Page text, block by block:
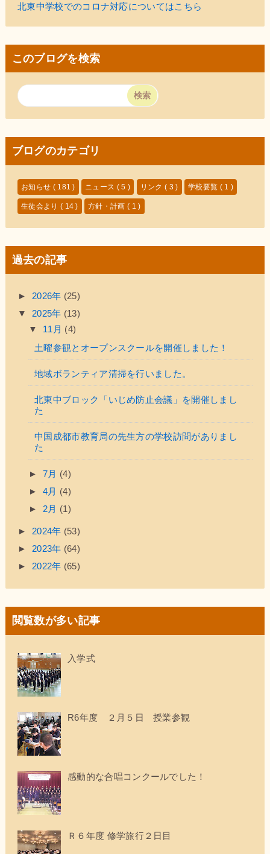
北東中学校でのコロナ対応についてはこちら
このブログを検索
ブログのカテゴリ
お知らせ ( 181 ) ニュース ( 5 ) リンク ( 3 ) 学校要覧 ( 1 )
生徒会より ( 14 ) 方針・計画( 1 )
過去の記事
► 2026年 (25)
▼ 2025年 (13)
▼ 11月 (4)
土曜参観とオープンスクールを開催しました！
地域ボランティア清掃を行いました。
北東中ブロック「いじめ防止会議」を開催しまし
た
中国成都市教育局の先生方の学校訪問がありまし
た
► 7月 (4)
► 4月 (4)
► 2月 (1)
► 2024年 (53)
► 2023年 (64)
► 2022年 (65)
閲覧数が多い記事
入学式
R6年度 ２月５日 授業参観
感動的な合唱コンクールでした！
Ｒ６年度 修学旅行２日目